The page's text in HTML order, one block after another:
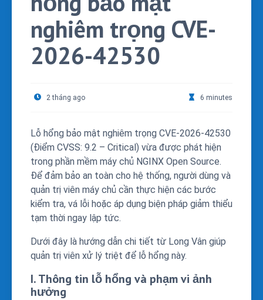
nghiêm trọng CVE-
2026-42530
2 tháng ago 6 minutes
Lỗ hổng bảo mật nghiêm trọng CVE-2026-42530
(Điểm CVSS: 9.2 – Critical) vừa được phát hiện
trong phần mềm máy chủ NGINX Open Source.
Để đảm bảo an toàn cho hệ thống, người dùng và
quản trị viên máy chủ cần thực hiện các bước
kiểm tra, vá lỗi hoặc áp dụng biện pháp giảm thiểu
tạm thời ngay lập tức.
Dưới đây là hướng dẫn chi tiết từ Long Vân giúp
quản trị viên xử lý triệt để lỗ hổng này.
I. Thông tin lỗ hổng và phạm vi ảnh
hưởng